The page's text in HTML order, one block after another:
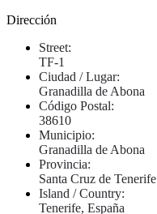
Dirección
Street:
TF-1
Ciudad / Lugar:
Granadilla de Abona
Código Postal:
38610
Municipio:
Granadilla de Abona
Provincia:
Santa Cruz de Tenerife
Island / Country:
Tenerife, España